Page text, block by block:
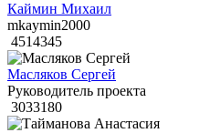
Каймин Михаил
mkaymin2000
4514345
Масляков Сергей
Руководитель проекта
3033180